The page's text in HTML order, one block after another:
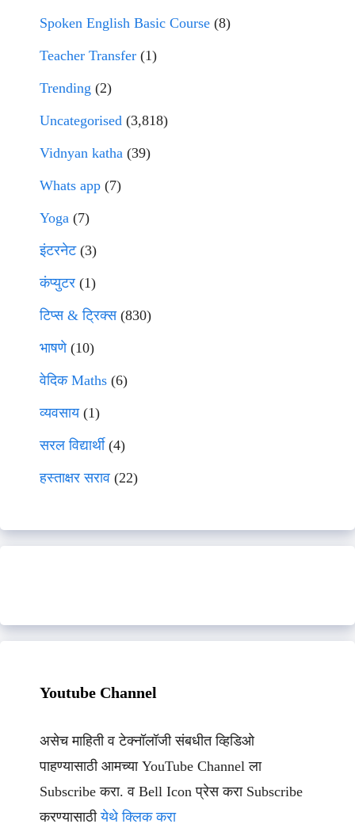
Spoken English Basic Course (8)
Teacher Transfer (1)
Trending (2)
Uncategorised (3,818)
Vidnyan katha (39)
Whats app (7)
Yoga (7)
इंटरनेट(3)
कंप्युटर (1)
टिप्स & ट्रिक्स(830)
भाषणे(10)
वेदिक Maths (6)
व्यवसाय(1)
सरल विद्यार्थी(4)
हस्ताक्षर सराव (22)
Youtube Channel
असेच माहिती व टेक्नॉलॉजी संबधीत व्हिडिओ
पाहण्यासाठी आमच्या YouTube Channel ला
Subscribe करा. व Bell Icon प्रेस करा Subscribe
करण्यासाठीयेथे क्लिक करा